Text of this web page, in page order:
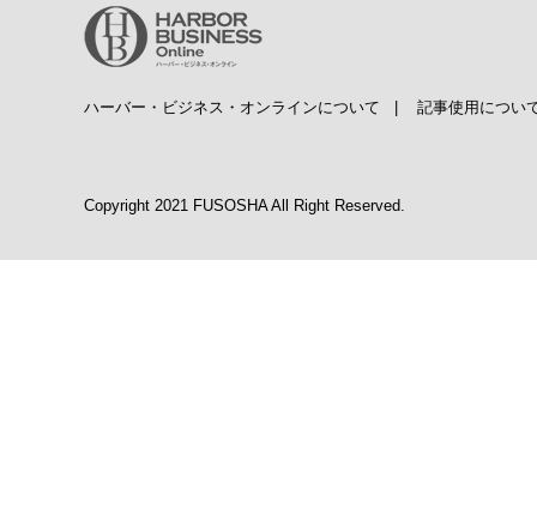
ハーバー・ビジネス・オンラインについて 記事使用につい
Copyright 2021 FUSOSHA All Right Reserved.